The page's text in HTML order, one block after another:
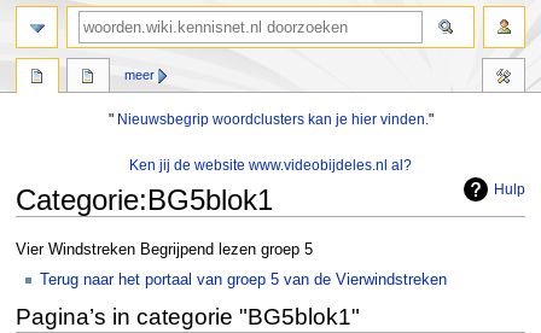
" Nieuwsbegrip woordclusters kan je hier vinden."
Ken jij de website www.videobijdeles.nl al?
Hulp
Categorie:BG5blok1
Naar
navigatie
springen
Naar
zoeken
springen
Vier Windstreken Begrijpend lezen groep 5
Terug naar het portaal van groep 5 van de Vierwindstreken
Pagina’s in categorie "BG5blok1"
meer
zoeken